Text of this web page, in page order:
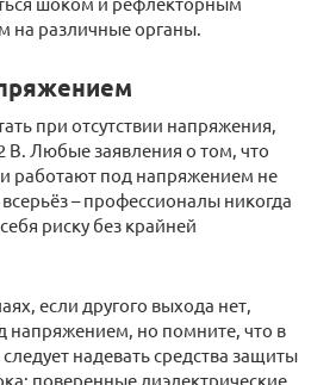
на различные органы.
при отсутствии напряжения,
В. Любые заявления о том, что
работают под напряжением не
– профессионалы никогда
риску без крайней
если другого выхода нет,
напряжением, но помните, что в
следует надевать средства защиты
поверенные диэлектрические